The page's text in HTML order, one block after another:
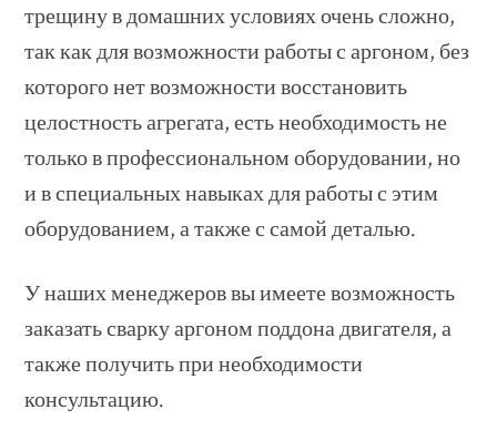
трещину в домашних условиях очень сложно,
так как для возможности работы с аргоном, без
которого нет возможности восстановить
целостность агрегата, есть необходимость не
только в профессиональном оборудовании, но
и в специальных навыках для работы с этим
оборудованием, а также с самой деталью.
У наших менеджеров вы имеете возможность
заказать сварку аргоном поддона двигателя, а
также получить при необходимости
консультацию.